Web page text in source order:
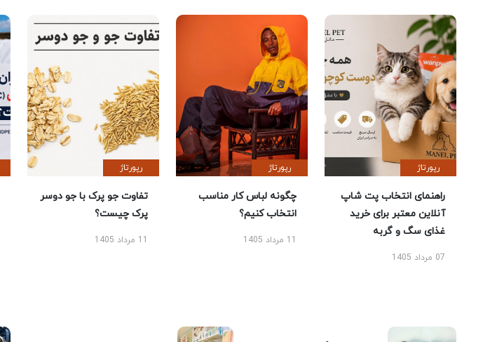
رپورتاژ
راهنمای انتخاب پت شاپ
آنلاین معتبر برای خرید
غذای سگ و گربه
07 مرداد 1405
رپورتاژ
چگونه لباس کار مناسب
انتخاب کنیم؟
11 مرداد 1405
رپورتاژ
تفاوت جو پرک با جو دوسر
پرک چیست؟
11 مرداد 1405